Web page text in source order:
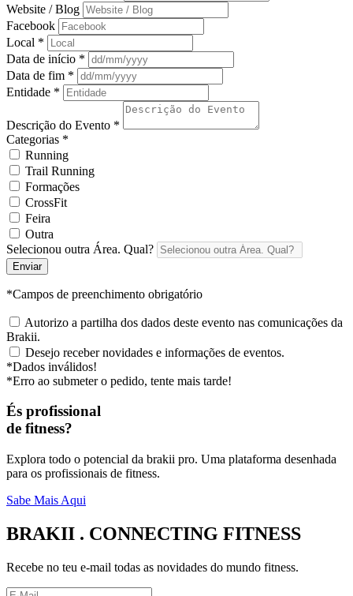
Website / Blog
Facebook
Local *
Data de início *
Data de fim *
Entidade *
Descrição do Evento *
Categorias *
Running
Trail Running
Formações
CrossFit
Feira
Outra
Selecionou outra Área. Qual?
Enviar
*Campos de preenchimento obrigatório
Autorizo a partilha dos dados deste evento nas comunicações da
Brakii.
Desejo receber novidades e informações de eventos.
*Dados inválidos!
*Erro ao submeter o pedido, tente mais tarde!
És profissional
de fitness?
Explora todo o potencial da brakii pro. Uma plataforma desenhada
para os profissionais de fitness.
Sabe Mais Aqui
BRAKII . CONNECTING FITNESS
Recebe no teu e-mail todas as novidades do mundo fitness.